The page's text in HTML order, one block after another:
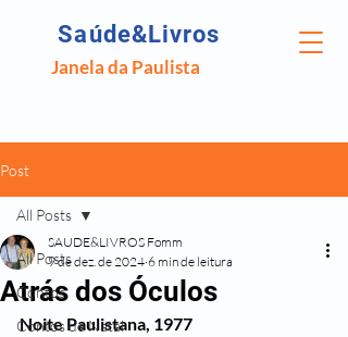
Saúde&Livros
Janela da Paulista
Post
All Posts
Contos
Contos de Natal
All Posts
Atrás dos Óculos
SAUDE&LIVROS Fomm
9 de dez. de 2024 6 min de leitura
Noite Paulistana, 1977